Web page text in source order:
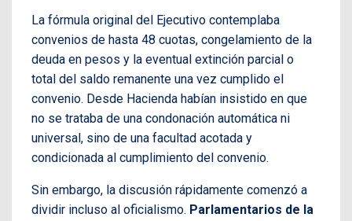
La fórmula original del Ejecutivo contemplaba
convenios de hasta 48 cuotas, congelamiento de la
deuda en pesos y la eventual extinción parcial o
total del saldo remanente una vez cumplido el
convenio. Desde Hacienda habían insistido en que
no se trataba de una condonación automática ni
universal, sino de una facultad acotada y
condicionada al cumplimiento del convenio.
Sin embargo, la discusión rápidamente comenzó a
dividir incluso al oficialismo. Parlamentarios de la